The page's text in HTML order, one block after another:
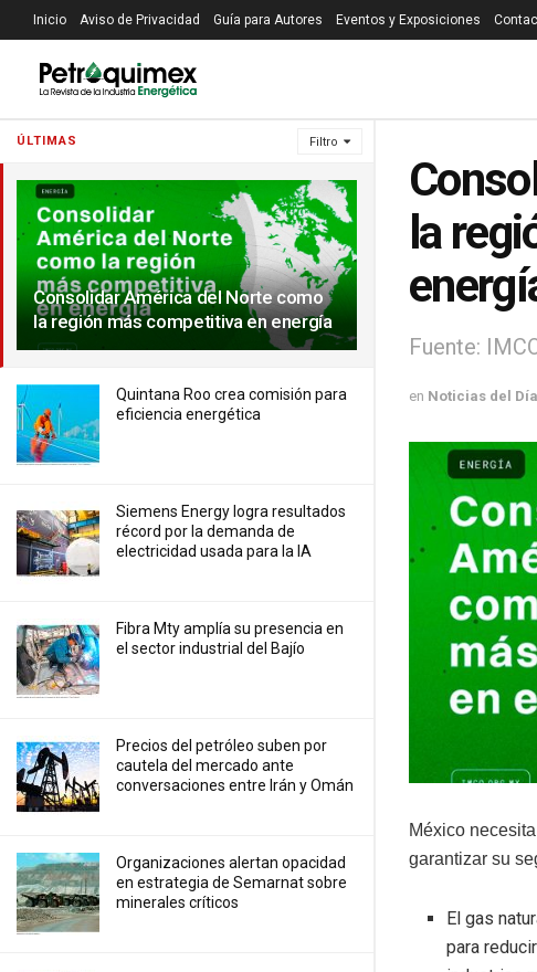
ÚLTIMAS Filtro
Consolidar América del Norte como
la región más competitiva en energía
Quintana Roo crea comisión para
eficiencia energética
Siemens Energy logra resultados
récord por la demanda de
electricidad usada para la IA
Fibra Mty amplía su presencia en
el sector industrial del Bajío
Precios ⁠del petróleo suben por
cautela del mercado ante
conversaciones entre Irán y Omán
Organizaciones alertan opacidad
en estrategia de Semarnat sobre
minerales críticos
Inicio Aviso de Privacidad Guía para Autores Eventos y Exposiciones
la
Fuente:
en Noticias del Día
México
garantizar su
El gas
para